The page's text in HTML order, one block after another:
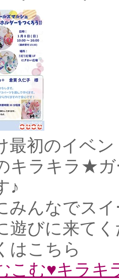
最初のイベ
キラキラ★ガ
♪
みんなでス
遊びに来て
はこちら
こむ♥キラキ